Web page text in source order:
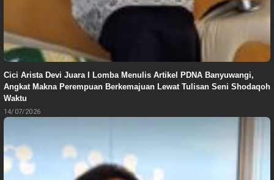
Cici Arista Devi Juara I Lomba Menulis Artikel PDNA Banyuwangi,
Angkat Makna Perempuan Berkemajuan Lewat Tulisan Seni Shodaqoh
Waktu
14/07/2026